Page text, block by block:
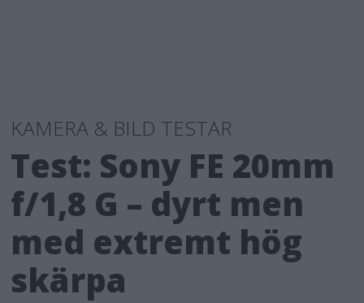
KAMERA & BILD TESTAR
Test: Sony FE 20mm
f/1,8 G – dyrt men
med extremt hög
skärpa